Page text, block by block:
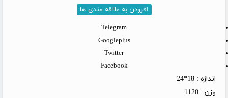
افزودن به علاقه مندی ها
Telegram
Googleplus
Twitter
Facebook
اندازه : 18*24
وزن : 1120